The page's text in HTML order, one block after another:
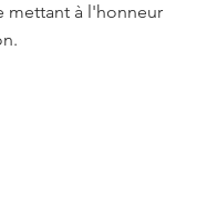
mettant à l'honneur